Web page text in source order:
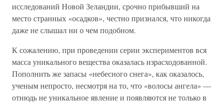
исследований Новой Зеландии, срочно прибывший на
место странных «осадков», честно признался, что никогда
даже не слышал ни о чем подобном.
К сожалению, при проведении серии экспериментов вся
масса уникального вещества оказалась израсходованной.
Пополнить же запасы «небесного снега», как оказалось,
ученым непросто, несмотря на то, что «волосы ангела» —
отнюдь не уникальное явление и появляются не только в